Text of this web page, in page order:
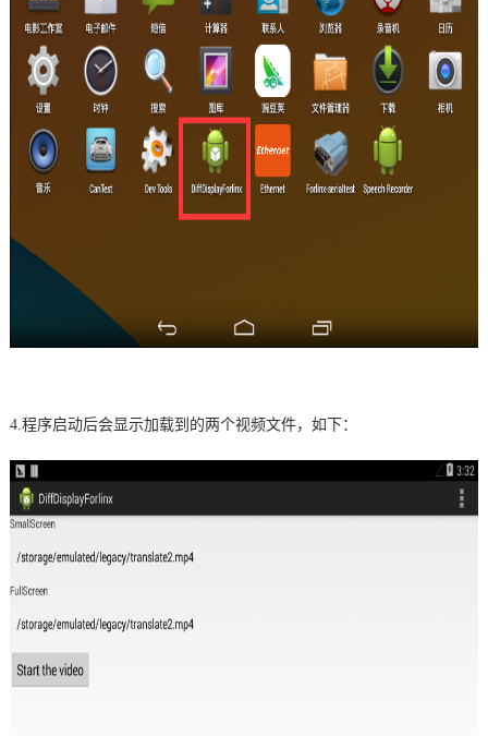
4.程序启动后会显示加载到的两个视频文件，如下 ：